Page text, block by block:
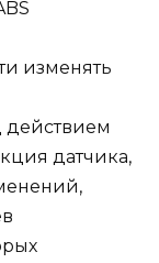
изменять
действием
датчика,